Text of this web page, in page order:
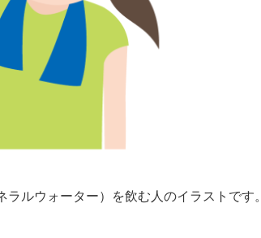
ルウォーター）を飲む人のイラストです。